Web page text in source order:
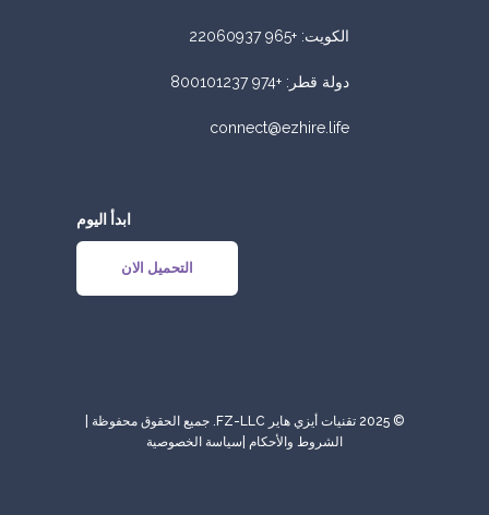
الكويت:
+965 22060937
دولة قطر :
+974 800101237
connect@ezhire.life
ابدأ اليوم
التحميل الان
© 2025 تقنيات أيزي هاير FZ-LLC. جميع الحقوق محفوظة |
الشروط والأحكام سياسة الخصوصية